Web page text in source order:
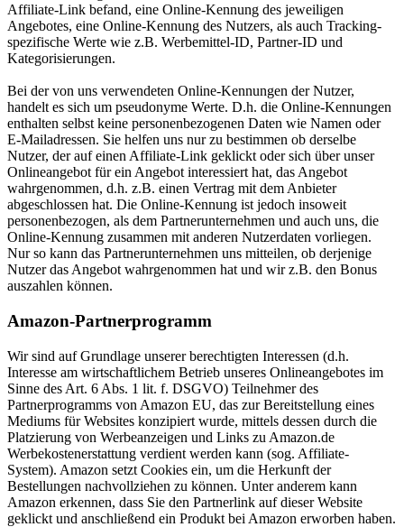
Affiliate-Link befand, eine Online-Kennung des jeweiligen
Angebotes, eine Online-Kennung des Nutzers, als auch Tracking-
spezifische Werte wie z.B. Werbemittel-ID, Partner-ID und
Kategorisierungen.
Bei der von uns verwendeten Online-Kennungen der Nutzer,
handelt es sich um pseudonyme Werte. D.h. die Online-Kennungen
enthalten selbst keine personenbezogenen Daten wie Namen oder
E-Mailadressen. Sie helfen uns nur zu bestimmen ob derselbe
Nutzer, der auf einen Affiliate-Link geklickt oder sich über unser
Onlineangebot für ein Angebot interessiert hat, das Angebot
wahrgenommen, d.h. z.B. einen Vertrag mit dem Anbieter
abgeschlossen hat. Die Online-Kennung ist jedoch insoweit
personenbezogen, als dem Partnerunternehmen und auch uns, die
Online-Kennung zusammen mit anderen Nutzerdaten vorliegen.
Nur so kann das Partnerunternehmen uns mitteilen, ob derjenige
Nutzer das Angebot wahrgenommen hat und wir z.B. den Bonus
auszahlen können.
Amazon-Partnerprogramm
Wir sind auf Grundlage unserer berechtigten Interessen (d.h.
Interesse am wirtschaftlichem Betrieb unseres Onlineangebotes im
Sinne des Art. 6 Abs. 1 lit. f. DSGVO) Teilnehmer des
Partnerprogramms von Amazon EU, das zur Bereitstellung eines
Mediums für Websites konzipiert wurde, mittels dessen durch die
Platzierung von Werbeanzeigen und Links zu Amazon.de
Werbekostenerstattung verdient werden kann (sog. Affiliate-
System). Amazon setzt Cookies ein, um die Herkunft der
Bestellungen nachvollziehen zu können. Unter anderem kann
Amazon erkennen, dass Sie den Partnerlink auf dieser Website
geklickt und anschließend ein Produkt bei Amazon erworben haben.